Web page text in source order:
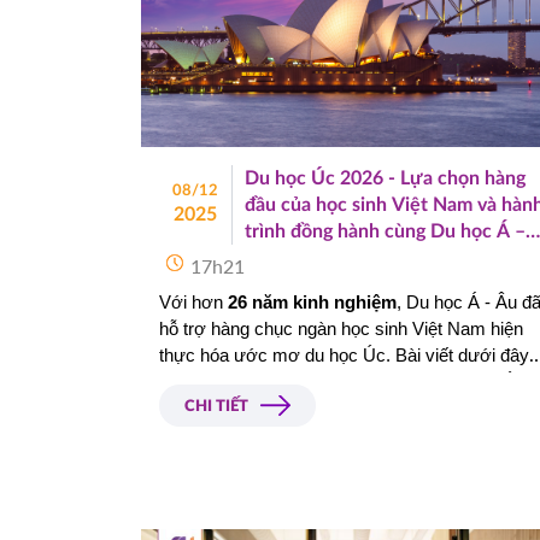
08/12
2025
Du học Úc 2026 - Lựa chọn hàng
đầu của học sinh Việt Nam và
trình đồng hành cùng Du học Á –
17h21
Với hơn 26 năm kinh nghiệm, Du học Á - Âu đã
hỗ trợ hàng chục ngàn học sinh Việt Nam hiện
thực hóa ước mơ du học Úc. Bài viết dưới đây
2026, đồng thời giới thiệu những trường đại học
CHI TIẾT